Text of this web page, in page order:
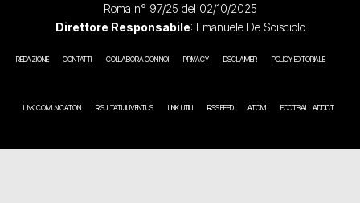
Roma n° 97/25 del 02/10/2025
Direttore Responsabile: Emanuele De Scisciolo
REDAZIONE CONTATTI COLLABORA CON NOI PRIVACY DISCLAIMER POLICY EDITORIALE
LINK COMUNICATION RISULTATI JUVENTUS LINK UTILI RSS FEED ATOM FOOTBALL ADDICT